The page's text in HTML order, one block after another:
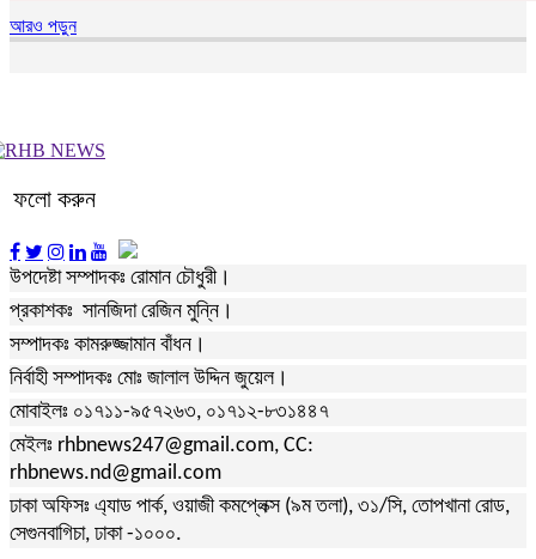
আরও পড়ুন
ফলো করুন
উপদেষ্টা সম্পাদকঃ রোমান চৌধুরী।
প্রকাশকঃ সানজিদা রেজিন মুন্নি।
সম্পাদকঃ কামরুজ্জামান বাঁধন।
নির্বাহী সম্পাদকঃ মোঃ জালাল উদ্দিন জুয়েল।
মোবাইলঃ ০১৭১১-৯৫৭২৬৩, ০১৭১২-৮৩১৪৪৭
মেইলঃ rhbnews247@gmail.com, CC:
rhbnews.nd@gmail.com
ঢাকা অফিসঃ এ্যাড পার্ক, ওয়াজী কমপ্লেক্স (৯ম তলা), ৩১/সি, তোপখানা রোড,
সেগুনবাগিচা, ঢাকা -১০০০.